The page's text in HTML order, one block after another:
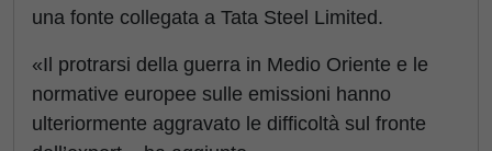
una fonte collegata a Tata Steel Limited.
«Il protrarsi della guerra in Medio Oriente e le
normative europee sulle emissioni hanno
ulteriormente aggravato le difficoltà sul fronte